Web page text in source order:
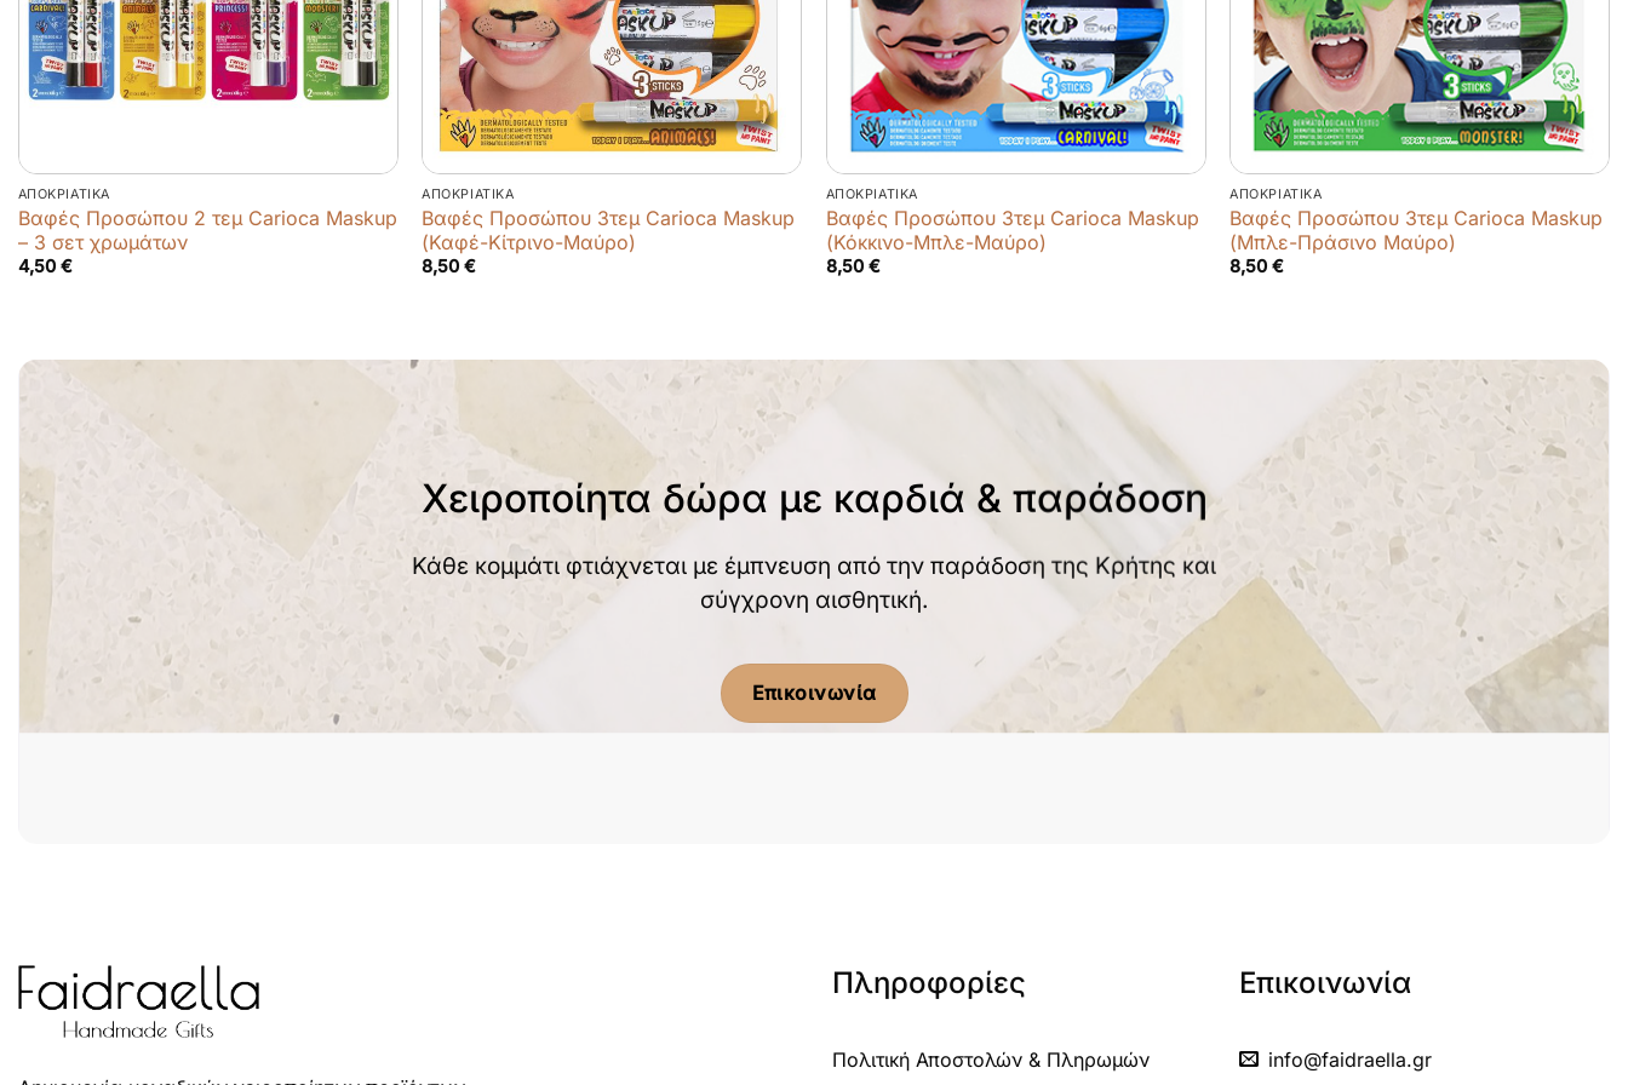
ΑΠΟΚΡΙΆΤΙΚΑ
Βαφές Προσώπου 2 τεμ Carioca Maskup
– 3 σετ χρωμάτων
4,50 €
ΑΠΟΚΡΙΆΤΙΚΑ
Βαφές Προσώπου 3τεμ Carioca Maskup
(Καφέ-Κίτρινο-Μαύρο)
8,50€
ΑΠΟΚΡΙΆΤΙΚΑ
Βαφές Προσώπου 3τεμ Carioca Maskup
(Κόκκινο-Μπλε-Μαύρο)
8,50 €
ΑΠΟΚΡΙΆΤΙΚΑ
Βαφές Προσώπου 3τεμ Carioca Maskup
(Μπλε-Πράσινο Μαύρο)
8,50€
Χειροποίητα δώρα με καρδιά & παράδοση
Κάθε κομμάτι φτιάχνεται με έμπνευση από την παράδοση της Κρήτης και
σύγχρονη αισθητική.
Επικοινωνία
Πληροφορίες
Πολιτική Αποστολών & Πληρωμών
Επικοινωνία
info@faidraella.gr